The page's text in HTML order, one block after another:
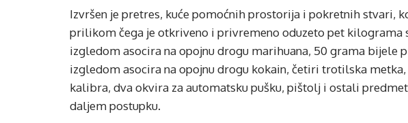
Izvršen je pretres, kuće pomoćnih prostorija i pokretnih stvari,
prilikom čega je otkriveno i privremeno oduzeto pet kilograma
izgledom asocira na opojnu drogu marihuana, 50 grama bijele
izgledom asocira na opojnu drogu kokain, četiri trotilska
kalibra, dva okvira za automatsku pušku, pištolj i ostali
daljem postupku.